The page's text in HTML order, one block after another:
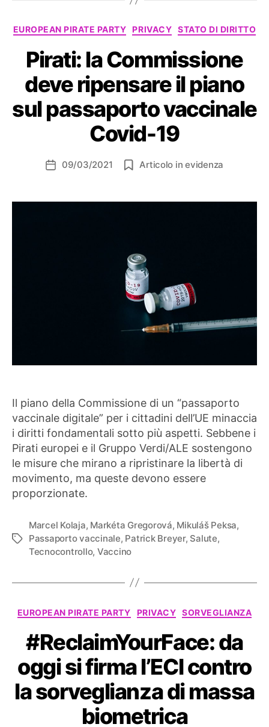
Categorie
EUROPEAN PIRATE PARTY PRIVACY STATO DI DIRITTO
Pirati: la Commissione
deve ripensare il piano
sul passaporto vaccinale
Covid-19
Data09/03/2021 Articolo in evidenza
Il piano della Commissione di un “passaporto
vaccinale digitale” per i cittadini dell’UE minaccia
i diritti fondamentali sotto più aspetti. Sebbene i
Pirati europei e il Gruppo Verdi/ALE sostengono
le misure che mirano a ripristinare la libertà di
movimento, ma queste devono essere
proporzionate.
Tag
Marcel Kolaja, Markéta Gregorová, Mikuláš Peksa,
Passaporto vaccinale, Patrick Breyer, Salute,
Tecnocontrollo, Vaccino
Categorie
EUROPEAN PIRATE PARTY PRIVACY SORVEGLIANZA
#ReclaimYourFace: da
oggi si firma l’ECI contro
la sorveglianza di massa
biometrica